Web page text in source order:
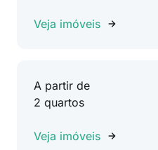
Veja imóveis
A partir de
2 quartos
Veja imóveis